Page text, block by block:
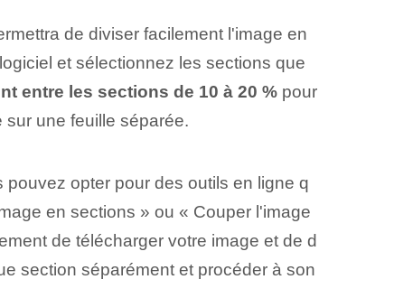
de diviser facilement l'image en
et sélectionnez les sections que
entre les sections de 10 à 20 %pour
une feuille séparée.
opter pour des outils en ligne q
en sections » ou « Couper l'image
de télécharger votre image et de d
section séparément et procéder à son